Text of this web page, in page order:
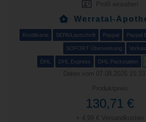
Profil einsehen
Werratal-
Kreditkarte SEPA/Lastschrift Paypal Paypal
SOFORT Überweisung
DHL DHL Express DHL Packstation
Daten vom 07.08.2026
Produktpreis
130,71 €
+ 4,99 € Versandkosten